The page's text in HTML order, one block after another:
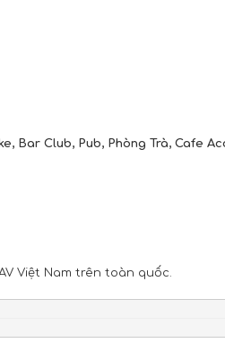
Bar Club, Pub, Phòng Trà, Cafe
Việt Nam trên toàn quốc.